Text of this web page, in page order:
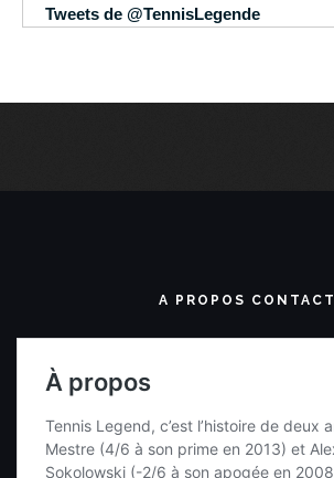
Tweets de @TennisLegende
A PROPOS CONTACT